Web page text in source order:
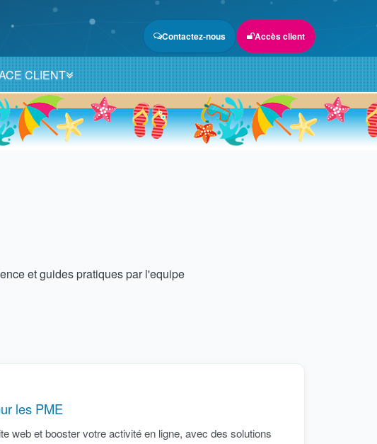
Contactez-nous Accès client
CLIENT
et guides pratiques par l'equipe
les PME
web et booster votre activité en ligne, avec des solutions